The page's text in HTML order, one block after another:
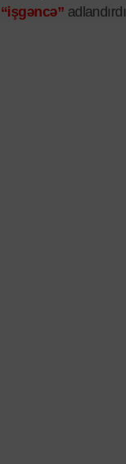
“işgəncə” adlandırdı